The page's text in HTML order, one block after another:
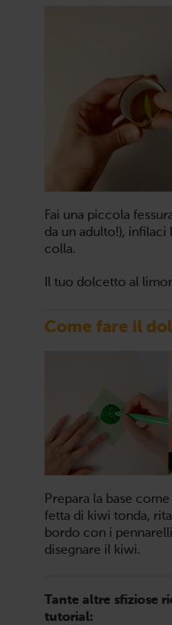
Fai una piccola
da un adulto!), infilaci
colla.
Il tuo dolcetto al
Come fare il
Prepara la base
fetta di kiwi tonda,
bordo con i
disegnare il kiwi.
Tante altre sfiziose
tutorial: